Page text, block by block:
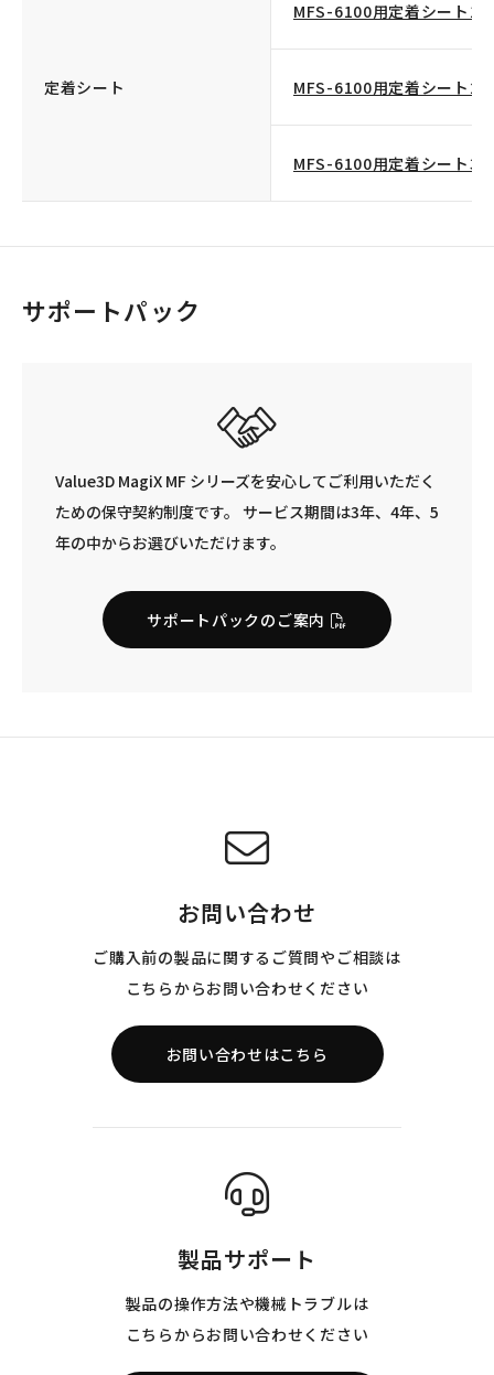
定着シート
MFS-6100用定着シート1
MFS-6100用定着シート2
MFS-6100用定着シート3
サポートパック
Value3D MagiX MF シリーズを安心してご利用いただく
ための保守契約制度です。 サービス期間は3年、4年、5
年の中からお選びいただけます。
サポートパックのご案内
お問い合わせ
ご購入前の製品に関するご質問やご相談は
こちらからお問い合わせください
お問い合わせはこちら
製品サポート
製品の操作方法や機械トラブルは
こちらからお問い合わせください